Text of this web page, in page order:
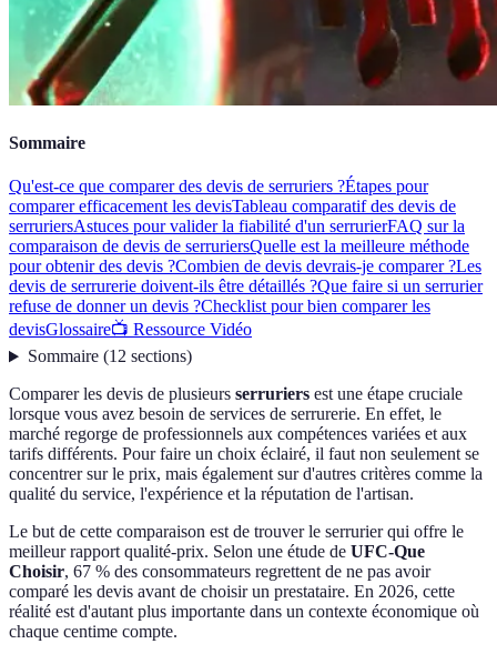
Sommaire
Qu'est-ce que comparer des devis de serruriers ?Étapes pour
comparer efficacement les devisTableau comparatif des devis de
serruriersAstuces pour valider la fiabilité d'un serrurierFAQ sur la
comparaison de devis de serruriersQuelle est la meilleure méthode
pour obtenir des devis ?Combien de devis devrais-je comparer ?Les
devis de serrurerie doivent-ils être détaillés ?Que faire si un serrurier
refuse de donner un devis ?Checklist pour bien comparer les
devisGlossaire📺 Ressource Vidéo
Sommaire(12 sections)
Comparer les devis de plusieurs serruriers est une étape cruciale
lorsque vous avez besoin de services de serrurerie. En effet, le
marché regorge de professionnels aux compétences variées et aux
tarifs différents. Pour faire un choix éclairé, il faut non seulement se
concentrer sur le prix, mais également sur d'autres critères comme la
qualité du service, l'expérience et la réputation de l'artisan.
Le but de cette comparaison est de trouver le serrurier qui offre le
meilleur rapport qualité-prix. Selon une étude de UFC-Que
Choisir, 67 % des consommateurs regrettent de ne pas avoir
comparé les devis avant de choisir un prestataire. En 2026, cette
réalité est d'autant plus importante dans un contexte économique où
chaque centime compte.